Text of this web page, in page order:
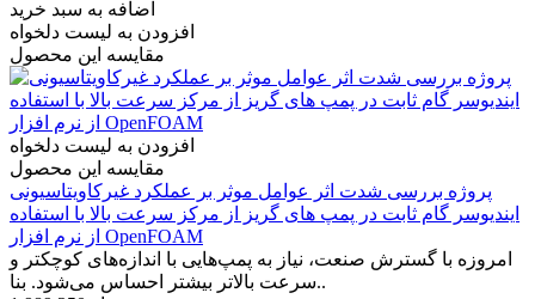
اضافه به سبد خرید
افزودن به لیست دلخواه
مقایسه این محصول
افزودن به لیست دلخواه
مقایسه این محصول
پروژه بررسی شدت اثر عوامل موثر بر عملکرد غیرکاویتاسیونی
ایندیوسر گام ثابت در پمپ های گریز از مرکز سرعت بالا با استفاده
از نرم افزار OpenFOAM
امروزه با گسترش صنعت، نیاز به پمپ‌­هایی با اندازه­‌های کوچکتر و
سرعت بالاتر بیشتر احساس می‌­شود. بنا..